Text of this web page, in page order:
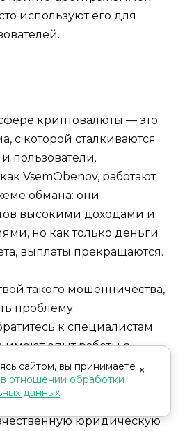
используют его для
криптовалюты — это
с которой сталкиваются
пользователи.
VsemObenov, работают
обмана: они
высокими доходами и
но как только деньги
выплаты прекращаются.
такого мошенничества,
проблему
к специалистам
имеют опыт работы с
и помогут вам вернуть
все сложности,
и готовы
юридическую
×
сайтом, вы принимаете
отношении обработки
данных.